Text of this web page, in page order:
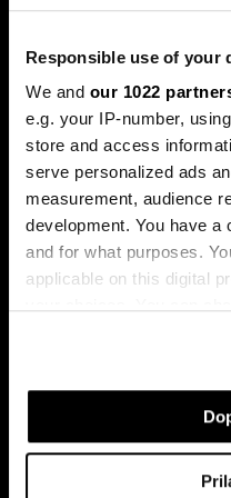
Responsible use of your
We and our 1022
e.g. your IP-number,
store and access
serve personalized ads
measurement, audience
development. You have a
and for what purposes.
applicable on this digital
If you allow, we would
Collect
porodice Castro
Sukob oko Kube je sukob
okriljem koncerna Gaesa.